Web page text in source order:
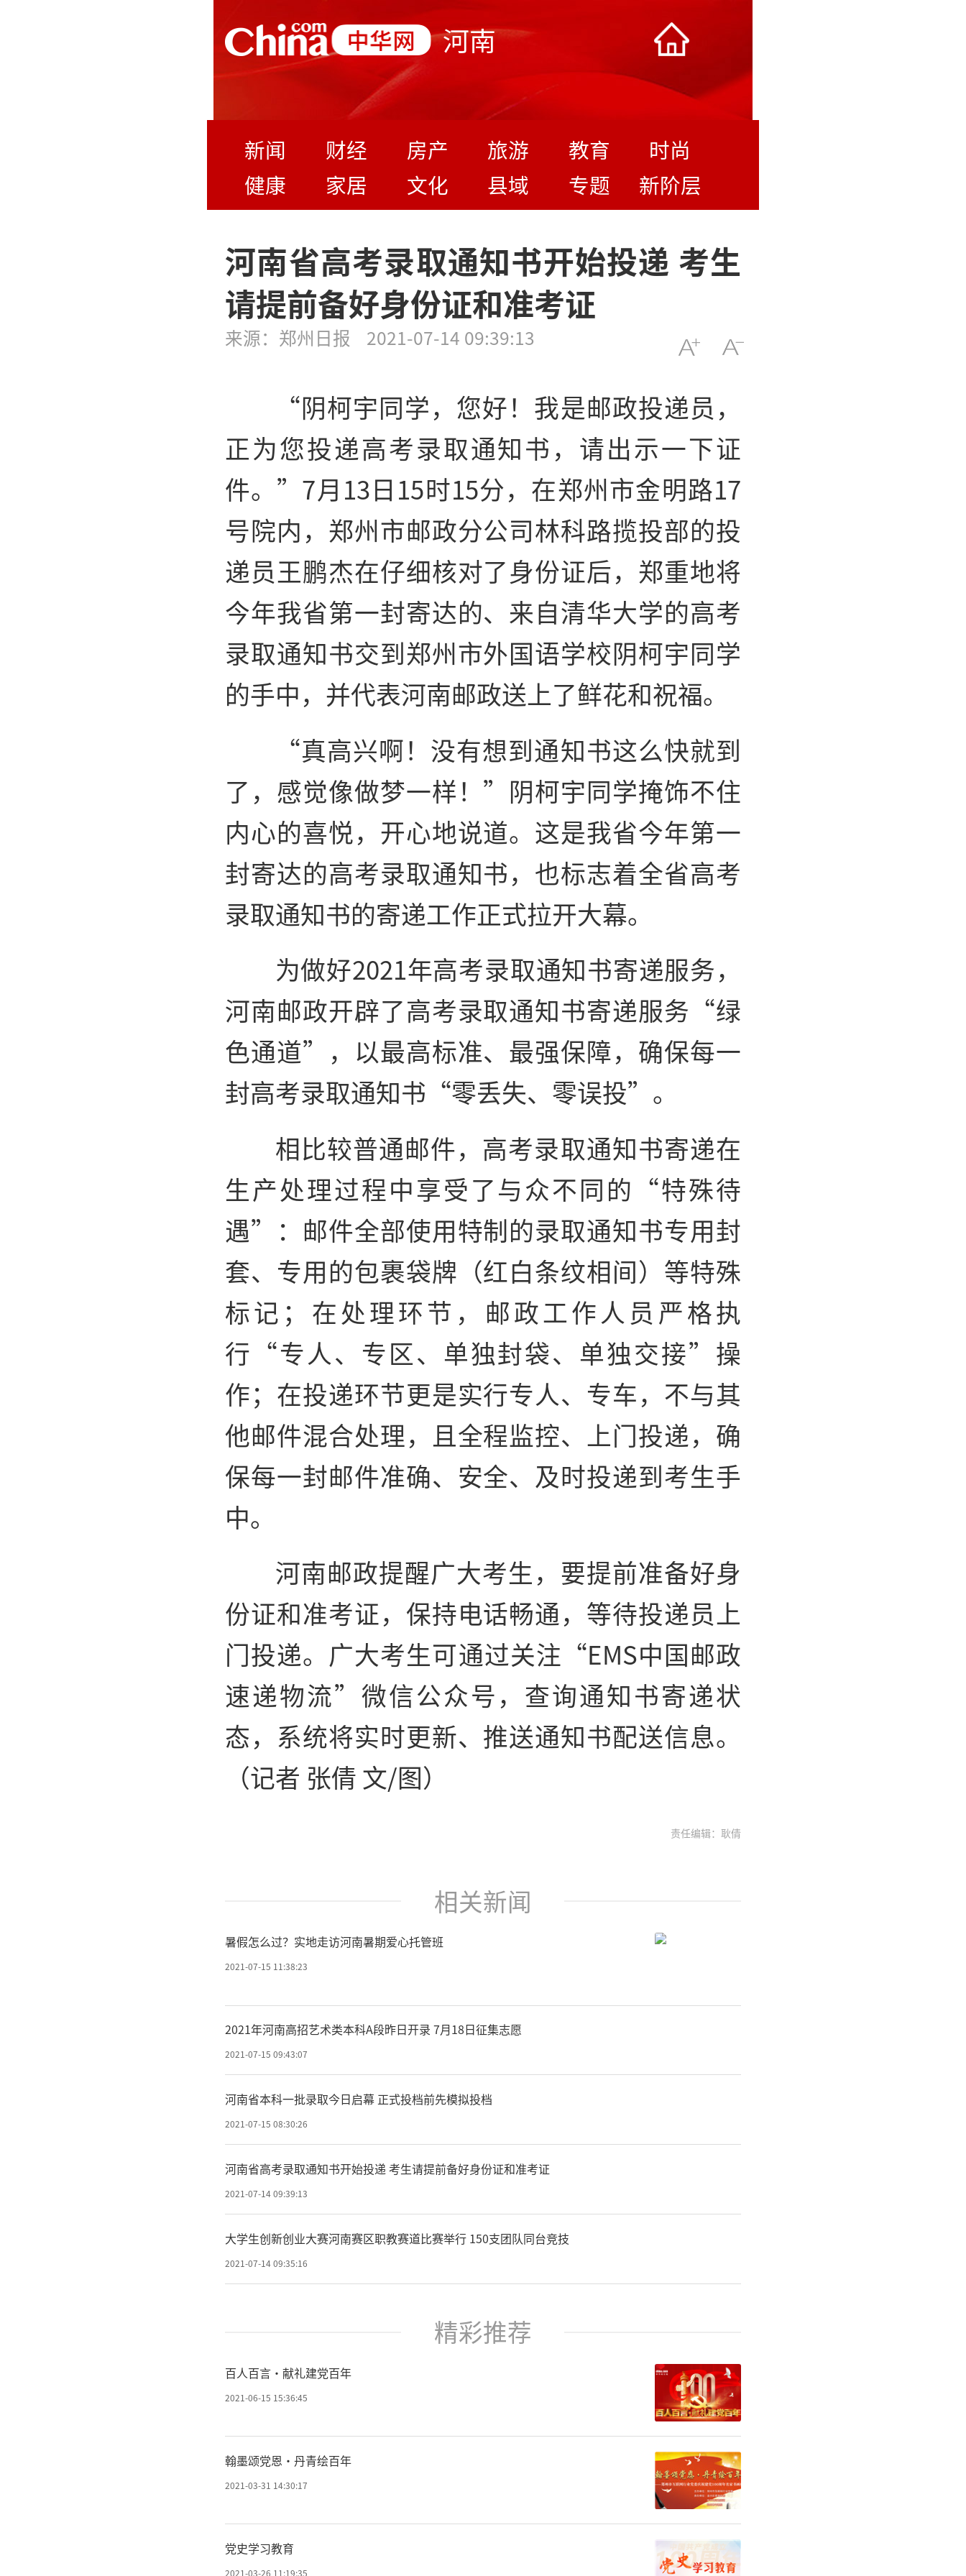
河南
新闻 财经 房产 旅游 教育
时尚
健康
家居 文化 县域 专题 新阶层
河南省高考录取通知书开始投递 考生
请提前备好身份证和准考证
来源： 郑州日报 2021-07-14 09:39:13
“阴柯宇同学，您好！我是邮政投递员，
正为您投递高考录取通知书，请出示一下证
件。”7月13日15时15分，在郑州市金明路17
号院内，郑州市邮政分公司林科路揽投部的投
递员王鹏杰在仔细核对了身份证后，郑重地将
今年我省第一封寄达的、来自清华大学的高考
录取通知书交到郑州市外国语学校阴柯宇同学
的手中，并代表河南邮政送上了鲜花和祝福。
“真高兴啊！没有想到通知书这么快就到
了，感觉像做梦一样！”阴柯宇同学掩饰不住
内心的喜悦，开心地说道。这是我省今年第一
封寄达的高考录取通知书，也标志着全省高考
录取通知书的寄递工作正式拉开大幕。
为做好2021年高考录取通知书寄递服务，
河南邮政开辟了高考录取通知书寄递服务“绿
色通道”，以最高标准、最强保障，确保每一
封高考录取通知书“零丢失、零误投”。
相比较普通邮件，高考录取通知书寄递在
生产处理过程中享受了与众不同的“特殊待
遇”：邮件全部使用特制的录取通知书专用封
套、专用的包裹袋牌（红白条纹相间）等特殊
标记；在处理环节，邮政工作人员严格执
行“专人、专区、单独封袋、单独交接”操
作；在投递环节更是实行专人、专车，不与其
他邮件混合处理，且全程监控、上门投递，确
保每一封邮件准确、安全、及时投递到考生手
中。
河南邮政提醒广大考生，要提前准备好身
份证和准考证，保持电话畅通，等待投递员上
门投递。广大考生可通过关注“EMS中国邮政
速递物流”微信公众号，查询通知书寄递状
态，系统将实时更新、推送通知书配送信息。
（记者 张倩 文/图）
责任编辑：耿倩
相关新闻
暑假怎么过？实地走访河南暑期爱心托管班
2021-07-15 11:38:23
2021年河南高招艺术类本科A段昨日开录 7月18日征集志愿
2021-07-15 09:43:07
河南省本科一批录取今日启幕 正式投档前先模拟投档
2021-07-15 08:30:26
河南省高考录取通知书开始投递 考生请提前备好身份证和准考证
2021-07-14 09:39:13
大学生创新创业大赛河南赛区职教赛道比赛举行 150支团队同台竞技
2021-07-14 09:35:16
精彩推荐
百人百言·献礼建党百年
2021-06-15 15:36:45
翰墨颂党恩·丹青绘百年
2021-03-31 14:30:17
党史学习教育
2021-03-26 11:19:35